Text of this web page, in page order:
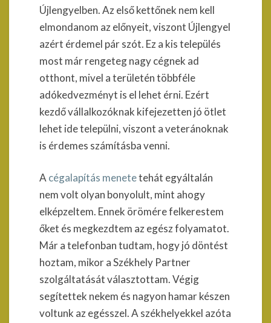
Újlengyelben. Az első kettőnek nem kell
elmondanom az előnyeit, viszont Újlengyel
azért érdemel pár szót. Ez a kis település
most már rengeteg nagy cégnek ad
otthont, mivel a területén többféle
adókedvezményt is el lehet érni. Ezért
kezdő vállalkozóknak kifejezetten jó ötlet
lehet ide települni, viszont a veteránoknak
is érdemes számításba venni.
A cégalapítás menetetehát egyáltalán
nem volt olyan bonyolult, mint ahogy
elképzeltem. Ennek örömére felkerestem
őket és megkezdtem az egész folyamatot.
Már a telefonban tudtam, hogy jó döntést
hoztam, mikor a Székhely Partner
szolgáltatását választottam. Végig
segítettek nekem és nagyon hamar készen
voltunk az egésszel. A székhelyekkel azóta